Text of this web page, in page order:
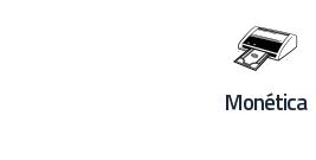
Monética